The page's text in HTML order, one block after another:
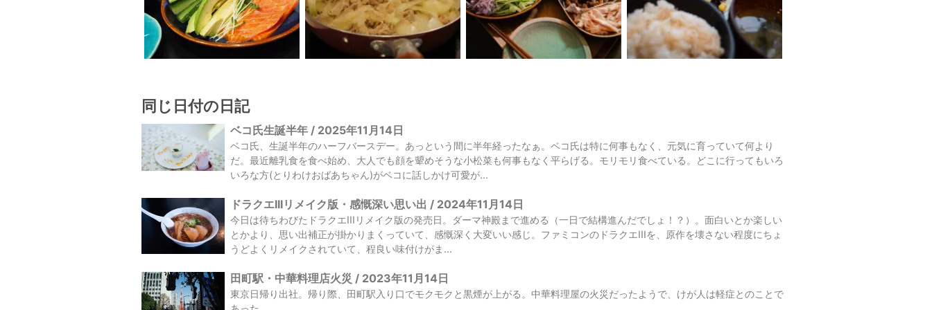
同じ日付の日記
ベコ氏生誕半年 / 2025年11月14日
ベコ氏、生誕半年のハーフバースデー。あっという間に半年経ったなぁ。ベコ氏は特に何事もなく、元気に育っていて何より
だ。最近離乳食を食べ始め、大人でも顔を顰めそうな小松菜も何事もなく平らげる。モリモリ食べている。どこに行ってもいろ
いろな方(とりわけおばあちゃん)がベコに話しかけ可愛が...
ドラクエIIIリメイク版・感慨深い思い出 / 2024年11月14日
今日は待ちわびたドラクエIIIリメイク版の発売日。ダーマ神殿まで進める（一日で結構進んだでしょ！？）。面白いとか楽しい
とかより、思い出補正が掛かりまくっていて、感慨深く大変いい感じ。ファミコンのドラクエIIIを、原作を壊さない程度にちょ
うどよくリメイクされていて、程良い味付けがま...
田町駅・中華料理店火災 / 2023年11月14日
東京日帰り出社。帰り際、田町駅入り口でモクモクと黒煙が上がる。中華料理屋の火災だったようで、けが人は軽症とのことで